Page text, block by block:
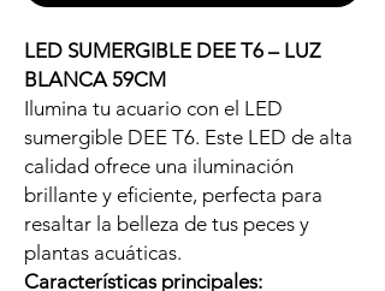
LED SUMERGIBLE DEE T6 – LUZ
BLANCA 59CM
Ilumina tu acuario con el LED
sumergible DEE T6. Este LED de alta
calidad ofrece una iluminación
brillante y eficiente, perfecta para
resaltar la belleza de tus peces y
plantas acuáticas.
Características principales: